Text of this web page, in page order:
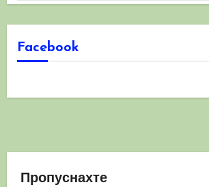
Facebook
Пропуснахте